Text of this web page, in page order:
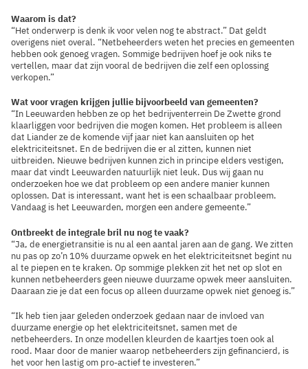
Waarom is dat?
“Het onderwerp is denk ik voor velen nog te abstract.” Dat geldt
overigens niet overal. “Netbeheerders weten het precies en gemeenten
hebben ook genoeg vragen. Sommige bedrijven hoef je ook niks te
vertellen, maar dat zijn vooral de bedrijven die zelf een oplossing
verkopen.”
Wat voor vragen krijgen jullie bijvoorbeeld van gemeenten?
“In Leeuwarden hebben ze op het bedrijventerrein De Zwette grond
klaarliggen voor bedrijven die mogen komen. Het probleem is alleen
dat Liander ze de komende vijf jaar niet kan aansluiten op het
elektriciteitsnet. En de bedrijven die er al zitten, kunnen niet
uitbreiden. Nieuwe bedrijven kunnen zich in principe elders vestigen,
maar dat vindt Leeuwarden natuurlijk niet leuk. Dus wij gaan nu
onderzoeken hoe we dat probleem op een andere manier kunnen
oplossen. Dat is interessant, want het is een schaalbaar probleem.
Vandaag is het Leeuwarden, morgen een andere gemeente.”
Ontbreekt de integrale bril nu nog te vaak?
“Ja, de energietransitie is nu al een aantal jaren aan de gang. We zitten
nu pas op zo’n 10% duurzame opwek en het elektriciteitsnet begint nu
al te piepen en te kraken. Op sommige plekken zit het net op slot en
kunnen netbeheerders geen nieuwe duurzame opwek meer aansluiten.
Daaraan zie je dat een focus op alleen duurzame opwek niet genoeg is.”
“Ik heb tien jaar geleden onderzoek gedaan naar de invloed van
duurzame energie op het elektriciteitsnet, samen met de
netbeheerders. In onze modellen kleurden de kaartjes toen ook al
rood. Maar door de manier waarop netbeheerders zijn gefinancierd, is
het voor hen lastig om pro-actief te investeren.”